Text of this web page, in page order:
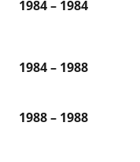
1984 – 1984
1984 – 1988
1988 – 1988